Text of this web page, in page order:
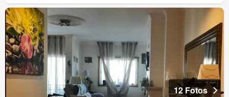
12 Fotos